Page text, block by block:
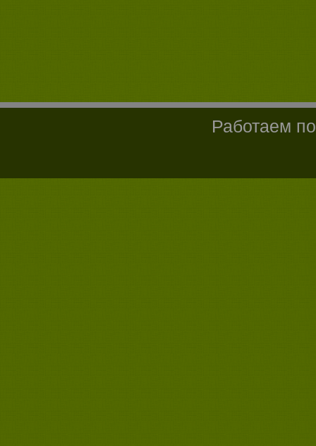
Работаем